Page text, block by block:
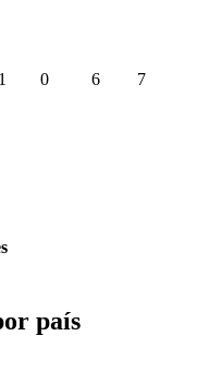
1 0 6 7
país